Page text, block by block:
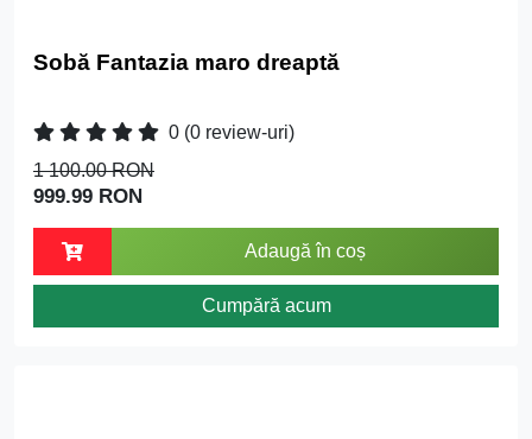
Sobă Fantazia maro dreaptă
0 (0 review-uri)
1 100.00 RON
999.99 RON
Adaugă în coș
Cumpără acum